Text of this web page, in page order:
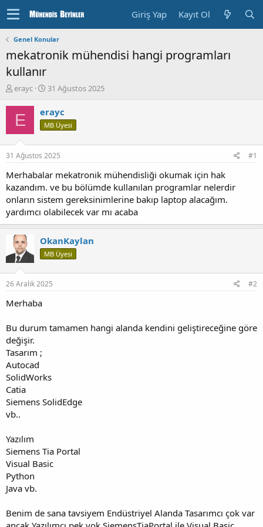
Giriş Yap Kayıt Ol
Genel Konular
mekatronik mühendisi hangi programları
kullanır
K
n
u
b
a
ş
a
t
a
n
erayc
B
ş
l
a
g
ı
ç
r
i
h
i
31 Ağustos 2025
E erayc
MB Üyesi
31 Ağustos 2025 #1
Merhabalar mekatronik mühendisliği okumak için hak
kazandım. ve bu bölümde kullanılan programlar nelerdir
onların sistem gereksinimlerine bakıp laptop alacağım.
yardımcı olabilecek var mı acaba
OkanKaylan
MB Üyesi
26 Aralık 2025 #2
Merhaba
Bu durum tamamen hangi alanda kendini geliştireceğine göre
değişir.
Tasarım ;
Autocad
SolidWorks
Catia
Siemens SolidEdge
vb..
Yazılım
Siemens Tia Portal
Visual Basic
Python
Java vb.
Benim de sana tavsiyem Endüstriyel Alanda Tasarımcı çok var